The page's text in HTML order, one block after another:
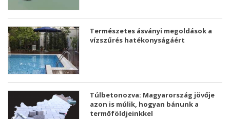
Természetes ásványi megoldások a
vízszűrés hatékonyságáért
Túlbetonozva: Magyarország jövője
azon is múlik, hogyan bánunk a
termőföldjeinkkel